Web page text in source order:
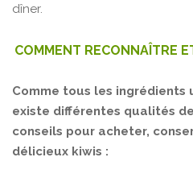
dîner.
COMMENT RECONNAÎTRE
Comme tous les ingrédients
existe différentes qualités
conseils pour acheter,
délicieux kiwis :